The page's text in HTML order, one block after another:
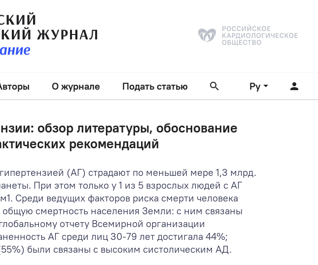
О журнале Подать статью Ру
обзор литературы, обоснование
рекомендаций
(АГ) страдают по меньшей мере 1,3 млрд.
При этом только у 1 из 5 взрослых людей с АГ
1. Среди ведущих факторов риска смерти человека
смертность населения Земли: с ним связаны
отчету Всемирной организации
АГ среди лиц 30-79 лет достигала 44%;
были связаны с высоким систолическим АД.